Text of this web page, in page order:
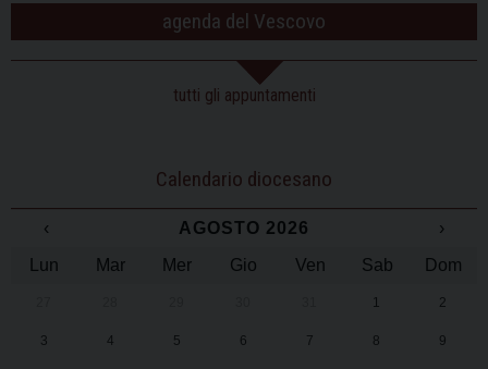
agenda del Vescovo
tutti gli appuntamenti
Calendario diocesano
‹ AGOSTO 2026
›
Lun
Mar Mer Gio Ven Sab Dom
1 2
3 4 5 6 7 8 9